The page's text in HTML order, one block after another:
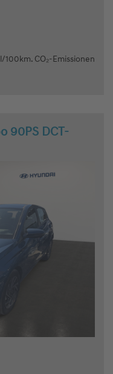
CO₂-Emissionen
90PS DCT-